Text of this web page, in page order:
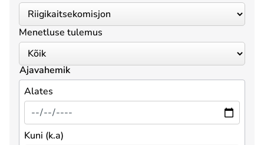
Menetluse tulemus
Ajavahemik
Alates
Kuni (k.a)